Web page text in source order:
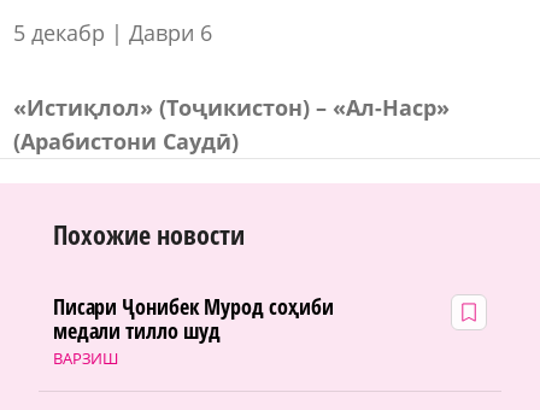
5 декабр | Даври 6
«Истиқлол» (Тоҷикистон) – «Ал-Наср»
(Арабистони Саудӣ)
Похожие новости
ВАРЗИШ
Писари Ҷонибек Мурод соҳиби
медали тилло шуд